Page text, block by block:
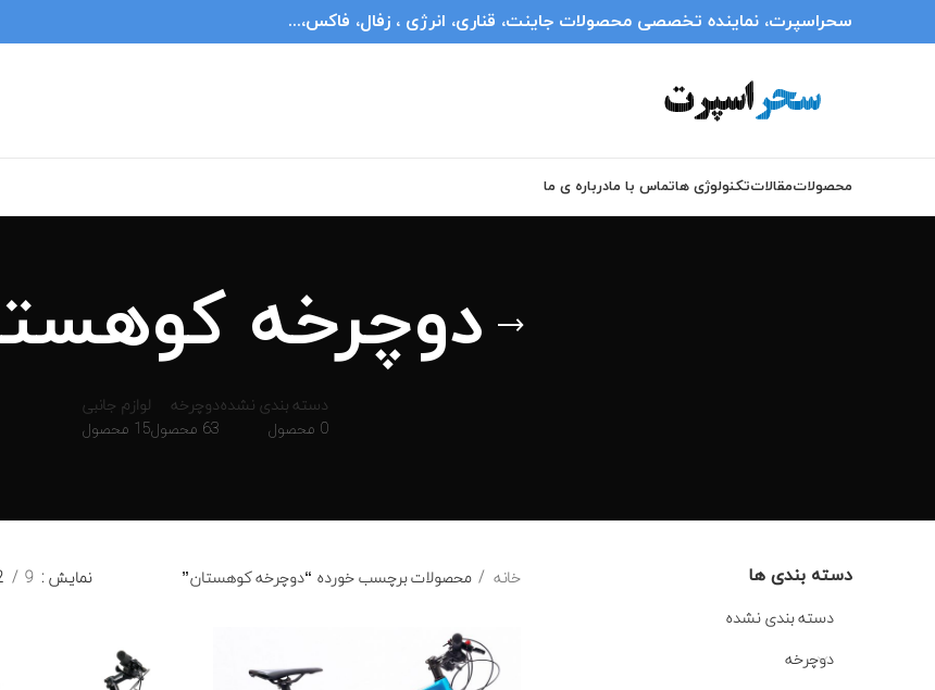
سحراسپرت، نماینده تخصصی محصولات جاینت، قناری، انرژی ، زفال، فاکس،...
محصولاتمقالاتتکنولوژی هاتماس با مادرباره ی ما
دوچرخه
دسته بندی نشده
0 محصول
دوچرخه
63 محصول
لوازم جانبی
15 محصول
دسته بندی ها
دسته بندی نشده
دوچرخه
خانه محصولات برچسب خورده “دوچرخه کوهستان” نمایش 9